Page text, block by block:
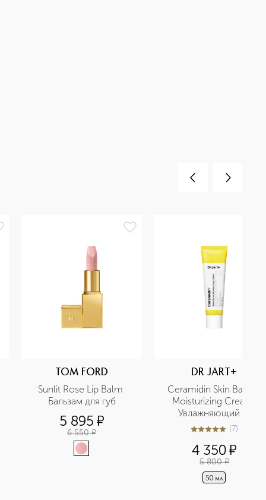
TOM FORD
Sunlit Rose Lip Balm
Бальзам для губ
5 895 ¤
6 550 ¤
DR JART+
Ceramidin Skin Barrier
Moisturizing Cream
Увлажняющий и
питательный крем для
4.9из57 (7)
4 350¤
5 800 ¤
50 мл